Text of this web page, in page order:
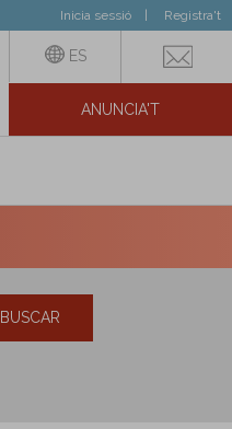
Inicia sessió Registra't
ES
ANUNCIA'T
BUSCAR